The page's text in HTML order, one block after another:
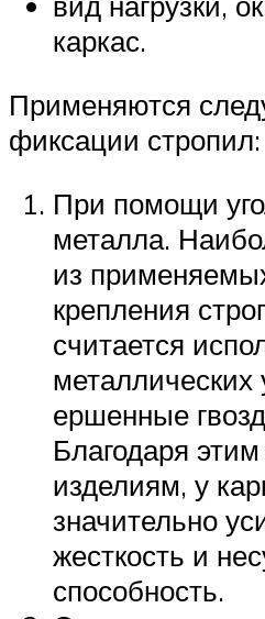
каркас.
Применяются
фиксации стропил:
При помощи
металла.
из
крепления
считается
металлических
ершенные
Благодаря
изделиям, у
значительно
жесткость и
способность.